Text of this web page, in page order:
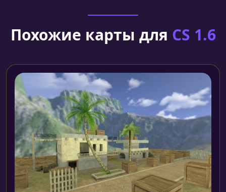
Похожие карты для CS 1.6